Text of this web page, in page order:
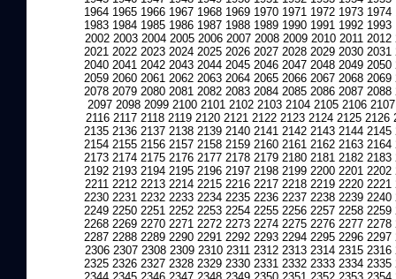
1964 1965 1966 1967 1968 1969 1970 1971 1972 1973 1974
1983 1984 1985 1986 1987 1988 1989 1990 1991 1992 1993
2002 2003 2004 2005 2006 2007 2008 2009 2010 2011 2012
2021 2022 2023 2024 2025 2026 2027 2028 2029 2030 2031
2040 2041 2042 2043 2044 2045 2046 2047 2048 2049 2050
2059 2060 2061 2062 2063 2064 2065 2066 2067 2068 2069
2078 2079 2080 2081 2082 2083 2084 2085 2086 2087 2088
2097 2098 2099 2100 2101 2102 2103 2104 2105 2106 2107
2116 2117 2118 2119 2120 2121 2122 2123 2124 2125 2126
2135 2136 2137 2138 2139 2140 2141 2142 2143 2144 2145
2154 2155 2156 2157 2158 2159 2160 2161 2162 2163 2164
2173 2174 2175 2176 2177 2178 2179 2180 2181 2182 2183
2192 2193 2194 2195 2196 2197 2198 2199 2200 2201 2202
2211 2212 2213 2214 2215 2216 2217 2218 2219 2220 2221
2230 2231 2232 2233 2234 2235 2236 2237 2238 2239 2240
2249 2250 2251 2252 2253 2254 2255 2256 2257 2258 2259
2268 2269 2270 2271 2272 2273 2274 2275 2276 2277 2278
2287 2288 2289 2290 2291 2292 2293 2294 2295 2296 2297
2306 2307 2308 2309 2310 2311 2312 2313 2314 2315 2316
2325 2326 2327 2328 2329 2330 2331 2332 2333 2334 2335